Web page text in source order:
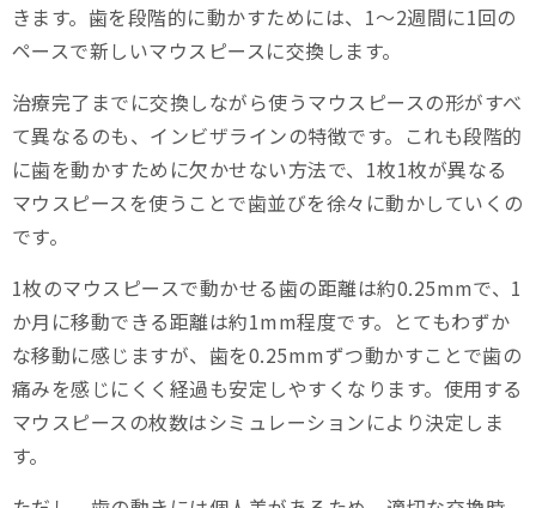
きます。歯を段階的に動かすためには、1～2週間に1回の
ペースで新しいマウスピースに交換します。
治療完了までに交換しながら使うマウスピースの形がすべ
て異なるのも、インビザラインの特徴です。これも段階的
に歯を動かすために欠かせない方法で、1枚1枚が異なる
マウスピースを使うことで歯並びを徐々に動かしていくの
です。
1枚のマウスピースで動かせる歯の距離は約0.25mmで、1
か月に移動できる距離は約1mm程度です。とてもわずか
な移動に感じますが、歯を0.25mmずつ動かすことで歯の
痛みを感じにくく経過も安定しやすくなります。使用する
マウスピースの枚数はシミュレーションにより決定しま
す。